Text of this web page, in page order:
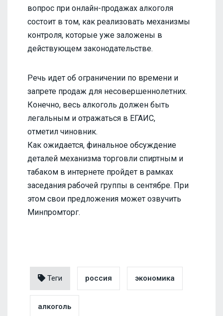
вопрос при онлайн-продажах алкоголя
состоит в том, как реализовать механизмы
контроля, которые уже заложены в
действующем законодательстве.
Речь идет об ограничении по времени и
запрете продаж для несовершеннолетних.
Конечно, весь алкоголь должен быть
легальным и отражаться в ЕГАИС,
отметил чиновник.
Как ожидается, финальное обсуждение
деталей механизма торговли спиртным и
табаком в интернете пройдет в рамках
заседания рабочей группы в сентябре. При
этом свои предложения может озвучить
Минпромторг.
Теги россия экономика
алкоголь